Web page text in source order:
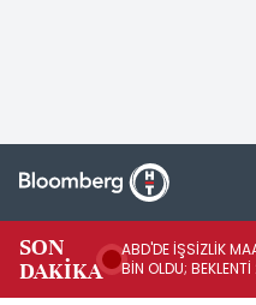
SON
DAKİKA
ABD'DE İŞSİZLİK
BİN OLDU;